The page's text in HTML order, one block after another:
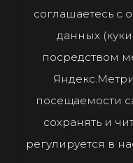
соглашаетесь с
данных
посредством
посещаемости
сохранять и
регулируется в